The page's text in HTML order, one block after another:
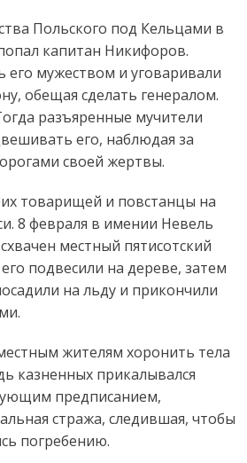
Польского под Кельцами в
капитан Никифоров.
его мужеством и уговаривали
обещая сделать генералом.
разъяренные мучители
его, наблюдая за
своей жертвы.
товарищей и повстанцы на
8 февраля в имении Невель
местный пятисотский
подвесили на дереве, затем
на льду и прикончили
жителям хоронить тела
казненных прикалывался
предписанием,
стража, следившая, чтобы
погребению.